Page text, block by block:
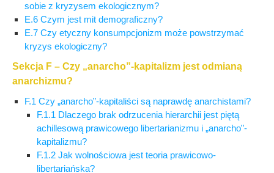
sobie z kryzysem ekologicznym?
E.6 Czym jest mit demograficzny?
E.7 Czy etyczny konsumpcjonizm może powstrzymać
kryzys ekologiczny?
Sekcja F – Czy „anarcho”-kapitalizm jest odmianą
anarchizmu?
F.1 Czy „anarcho”-kapitaliści są naprawdę anarchistami?
F.1.1 Dlaczego brak odrzucenia hierarchii jest piętą
achillesową prawicowego libertarianizmu i „anarcho”-
kapitalizmu?
F.1.2 Jak wolnościowa jest teoria prawicowo-
libertariańska?